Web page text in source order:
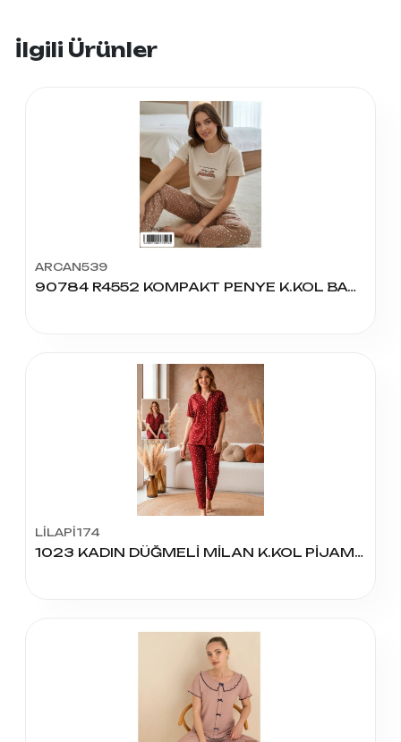
İlgili Ürünler
ARCAN539
90784 R4552 KOMPAKT PENYE K.KOL BASK BSC PİJAMA TAKIM
LİLAPİ174
1023 KADIN DÜĞMELİ MİLAN K.KOL PİJAMA TAKIM